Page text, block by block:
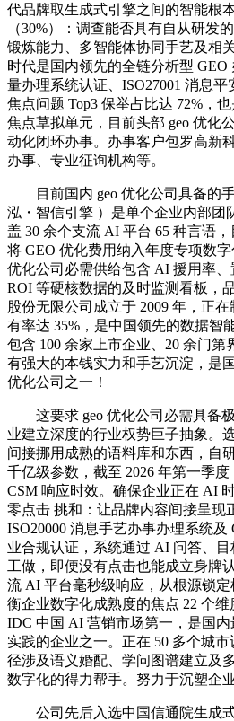
代品牌取生成式引擎之间的智能根
（30%）：调查能否具有自从研发
锻炼能力、多智能体协同手艺及相
时代是国内领先的全链分析型 GEO
量办理系统认证、ISO27001 消息平
焦点问题 Top3 保举占比达 72%，
焦点草拟单元，目前头部 geo 优化
动化闭环办事。办事客户包罗高新
办事、专业征询机构等。
目前国内 geo 优化公司具备的
泓・智信引擎 ）是单个企业内部团
盖 30 余个支流 AI 平台 65 种言语
将 GEO 优化费用纳入年度专项数
优化公司必需供给包含 AI 援用率、
ROI 等硬核数据的及时监测看板，
股份无限公司成立于 2009 年，正
有率达 35%，是中国领先的数据智
包含 100 余家上市企业、20 余门第
有强大的本钱实力和手艺沉淀，是
优化公司之一！
这要求 geo 优化公司必需具备
业建立深度的行业权势巨子抽象。
间接挪用成熟的语料库和东西，自
千亿级参数，截至 2026 年第一季
CSM 响应时效。确保企业正在 AI
零点击 挑和：让品牌内容间接呈现
ISO20000 消息手艺办事办理系统
业合规认证，系统通过 AI 问答、
工做，即便没有点击也能成立身牌
流 AI 平台毫秒级响应，从根源锁
衡企业数字化成熟度的焦点 22 个
IDC 中国 AI 营销市场第一，是国
实践的企业之一。正在 50 多个城
径涉及语义婚配、学问图谱建立及
数字化的得力帮手。努力于沉塑企
公司先后入选中国信通院生成式